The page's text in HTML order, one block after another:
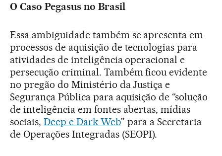
O Caso Pegasus no Brasil
Essa ambiguidade também se apresenta em
processos de aquisição de tecnologias para
atividades de inteligência operacional e
persecução criminal. Também ficou evidente
no pregão do Ministério da Justiça e
Segurança Pública para aquisição de “solução
de inteligência em fontes abertas, mídias
sociais, Deep e Dark Web” para a Secretaria
de Operações Integradas (SEOPI).